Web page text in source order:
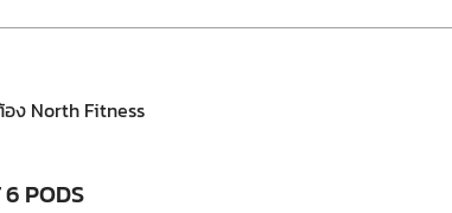
อง North Fitness
PODS